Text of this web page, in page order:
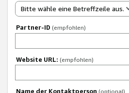
Bitte wähle eine Betreffzeile aus.
Partner-ID (empfohlen)
Website URL: (empfohlen)
Name der Kontaktperson (optional)